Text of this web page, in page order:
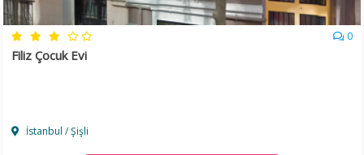
0
Filiz Çocuk Evi
İstanbul / Şişli